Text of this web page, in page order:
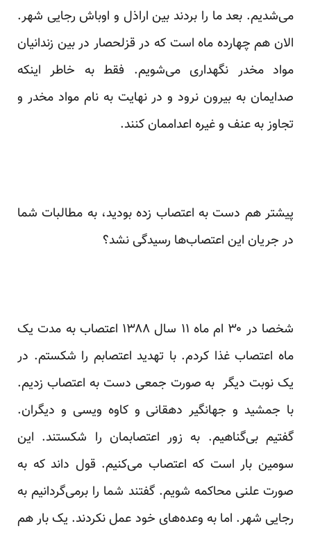
می‌شدیم. بعد ما را بردند بین اراذل و اوباش رجایی شهر.
الان هم چهارده ماه است که در قزلحصار در بین زندانیان
مواد مخدر نگهداری می‌شویم. فقط به خاطر اینکه
صدایمان به بیرون نرود و در نهایت به نام مواد مخدر و
تجاوز به عنف و غیره اعداممان کنند.
پیشتر هم دست به اعتصاب زده بودید، به مطالبات شما
در جریان این اعتصاب‌ها رسیدگی نشد؟
شخصا در ۳۰ ام ماه ۱۱ سال ۱۳۸۸ اعتصاب به مدت یک
ماه اعتصاب غذا کردم. با تهدید اعتصابم را شکستم. در
یک نوبت دیگر به صورت جمعی دست به اعتصاب زدیم.
با جمشید و جهانگیر دهقانی و کاوه ویسی و دیگران.
گفتیم بی‌گناهیم. به زور اعتصابمان را شکستند. این
سومین بار است که اعتصاب می‌کنیم. قول داند که به
صورت علنی محاکمه شویم. گفتند شما را برمی‌گردانیم به
رجایی شهر. اما به وعده‌های خود عمل نکردند. یک بار هم